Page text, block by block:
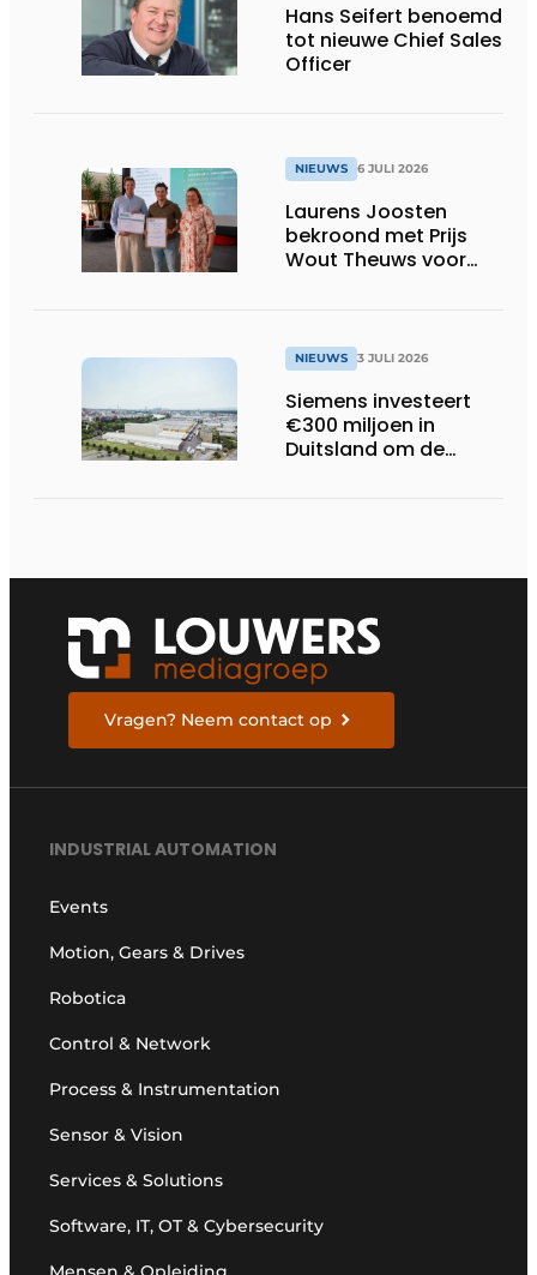
Hans Seifert benoemd
tot nieuwe Chief Sales
Officer
NIEUWS 6 JULI 2026
Laurens Joosten
bekroond met Prijs
Wout Theuws voor
NIEUWS 3 JULI 2026
Siemens investeert
€300 miljoen in
Duitsland om de
Vragen? Neem contact op
INDUSTRIAL AUTOMATION
Events
Motion, Gears & Drives
Robotica
Control & Network
Process & Instrumentation
Sensor & Vision
Services & Solutions
Software, IT, OT & Cybersecurity